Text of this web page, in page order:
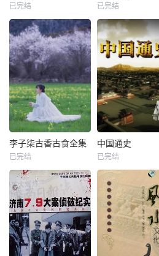
已完结 已完结
李子柒古香古食全集
已完结
中国通史
已完结